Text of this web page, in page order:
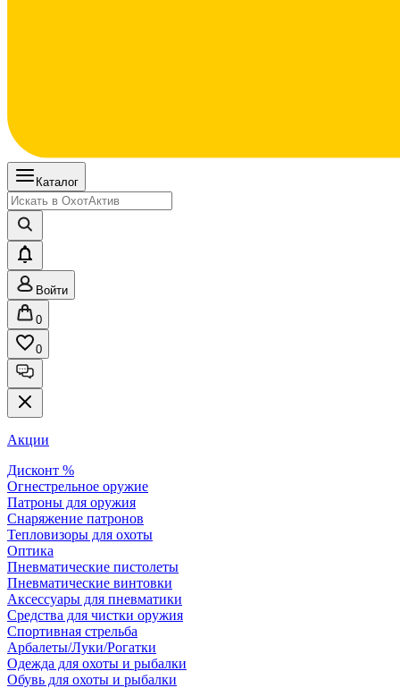
Каталог
Войти
0
0
Акции
Дисконт %
Огнестрельное оружие
Патроны для оружия
Снаряжение патронов
Тепловизоры для охоты
Оптика
Пневматические пистолеты
Пневматические винтовки
Аксессуары для пневматики
Средства для чистки оружия
Спортивная стрельба
Арбалеты/Луки/Рогатки
Одежда для охоты и рыбалки
Обувь для охоты и рыбалки